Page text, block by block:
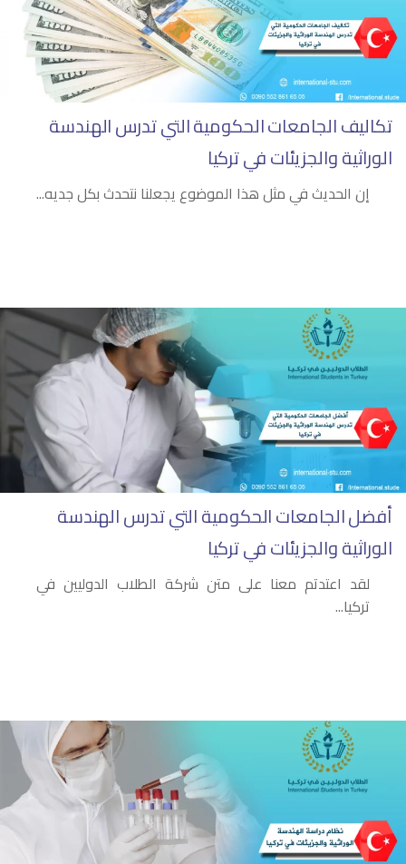
تكاليف الجامعات الحكومية التي تدرس الهندسة
الوراثية والجزيئات في تركيا
إن الحديث في مثل هذا الموضوع يجعلنا نتحدث بكل جديه...
أفضل الجامعات الحكومية التي تدرس الهندسة
الوراثية والجزيئات في تركيا
لقد اعتدتم معنا على متن شركة الطلاب الدوليين في
تركيا...